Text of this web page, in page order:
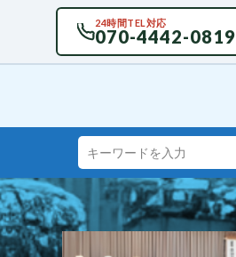
24時間TEL対応
070-4442-0819